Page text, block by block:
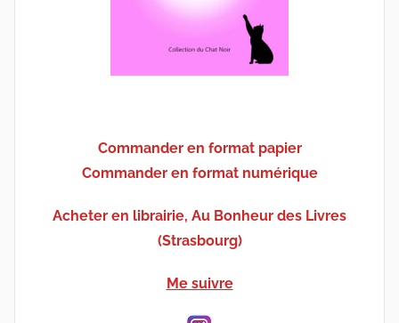
Commander en format papier
Commander en format numérique
Acheter en librairie, Au Bonheur des Livres
(Strasbourg)
Me suivre